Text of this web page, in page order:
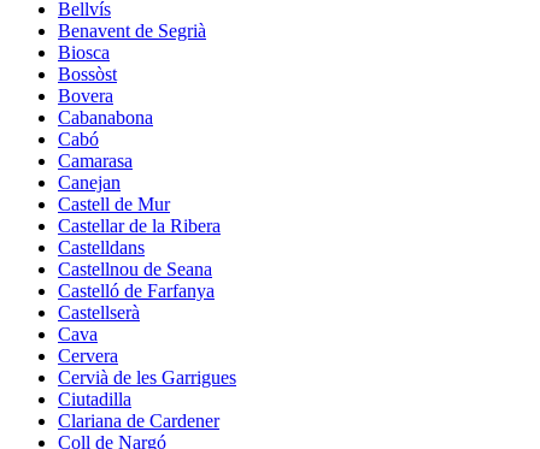
Bellvís
Benavent de Segrià
Biosca
Bossòst
Bovera
Cabanabona
Cabó
Camarasa
Canejan
Castell de Mur
Castellar de la Ribera
Castelldans
Castellnou de Seana
Castelló de Farfanya
Castellserà
Cava
Cervera
Cervià de les Garrigues
Ciutadilla
Clariana de Cardener
Coll de Nargó